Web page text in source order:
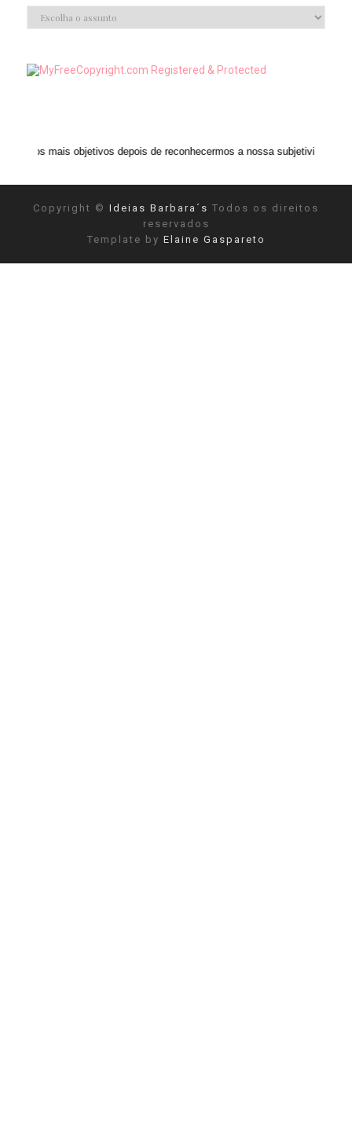
objetivos depois de reconhecermos a nossa subjetividade." ANAIS NIN
Copyright © Ideias Barbara´s Todos os direitos
reservados
Template by Elaine Gaspareto